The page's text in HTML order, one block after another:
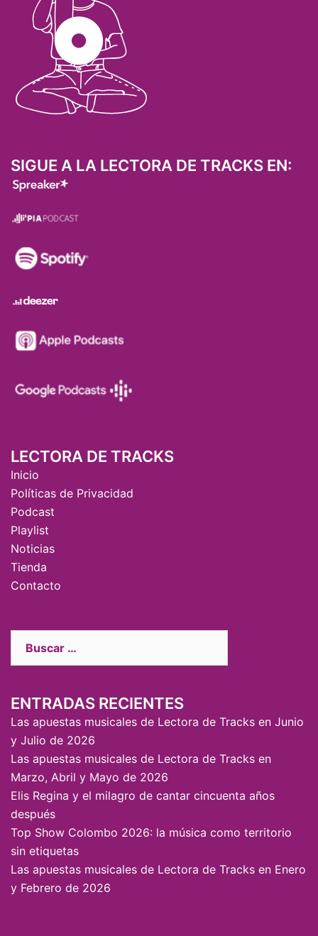
SIGUE A LA LECTORA DE TRACKS EN:
LECTORA DE TRACKS
Inicio
Políticas de Privacidad
Podcast
Playlist
Noticias
Tienda
Contacto
ENTRADAS RECIENTES
Las apuestas musicales de Lectora de Tracks en Junio
y Julio de 2026
Las apuestas musicales de Lectora de Tracks en
Marzo, Abril y Mayo de 2026
Elis Regina y el milagro de cantar cincuenta años
después
Top Show Colombo 2026: la música como territorio
sin etiquetas
Las apuestas musicales de Lectora de Tracks en Enero
y Febrero de 2026